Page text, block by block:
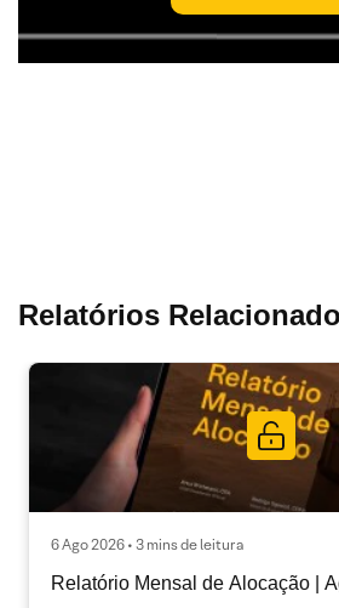
Relatórios
6 Ago 2026 • 3 mins de leitura
Relatório Mensal de Alocação |